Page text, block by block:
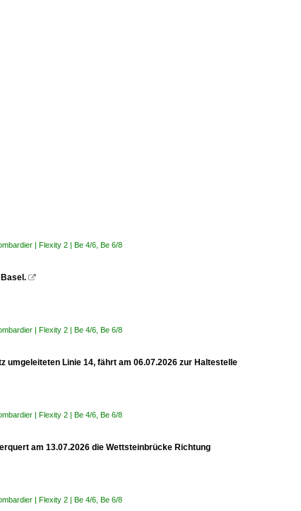
| Flexity 2 | Be 4/6, Be 6/8

| Flexity 2 | Be 4/6, Be 6/8
umgeleiteten Linie 14, fährt am 06.07.2026 zur Haltestelle
| Flexity 2 | Be 4/6, Be 6/8
am 13.07.2026 die Wettsteinbrücke Richtung
| Flexity 2 | Be 4/6, Be 6/8